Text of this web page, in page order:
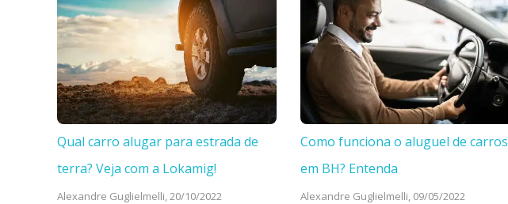
Qual carro alugar para estrada de
terra? Veja com a Lokamig!
Alexandre Guglielmelli,20/10/2022
Como funciona o aluguel de carros
em BH? Entenda
Alexandre Guglielmelli, 09/05/2022